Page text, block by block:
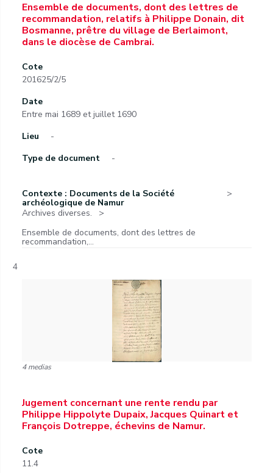
Ensemble de documents, dont des lettres de
recommandation, relatifs à Philippe Donain, dit
Bosmanne, prêtre du village de Berlaimont,
dans le diocèse de Cambrai.
Cote
201625/2/5
Date
Entre mai 1689 et juillet 1690
Lieu
-
Type de document
-
Contexte : Documents de la Société
archéologique de Namur
Archives diverses.
Ensemble de documents, dont des lettres de
recommandation,...
4
4 medias
Jugement concernant une rente rendu par
Philippe Hippolyte Dupaix, Jacques Quinart et
François Dotreppe, échevins de Namur.
Cote
11.4